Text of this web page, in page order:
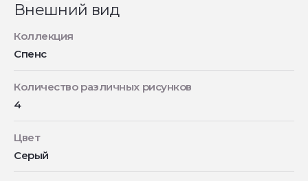
Внешний вид
Коллекция
Спенс
Количество различных рисунков
4
Цвет
Серый